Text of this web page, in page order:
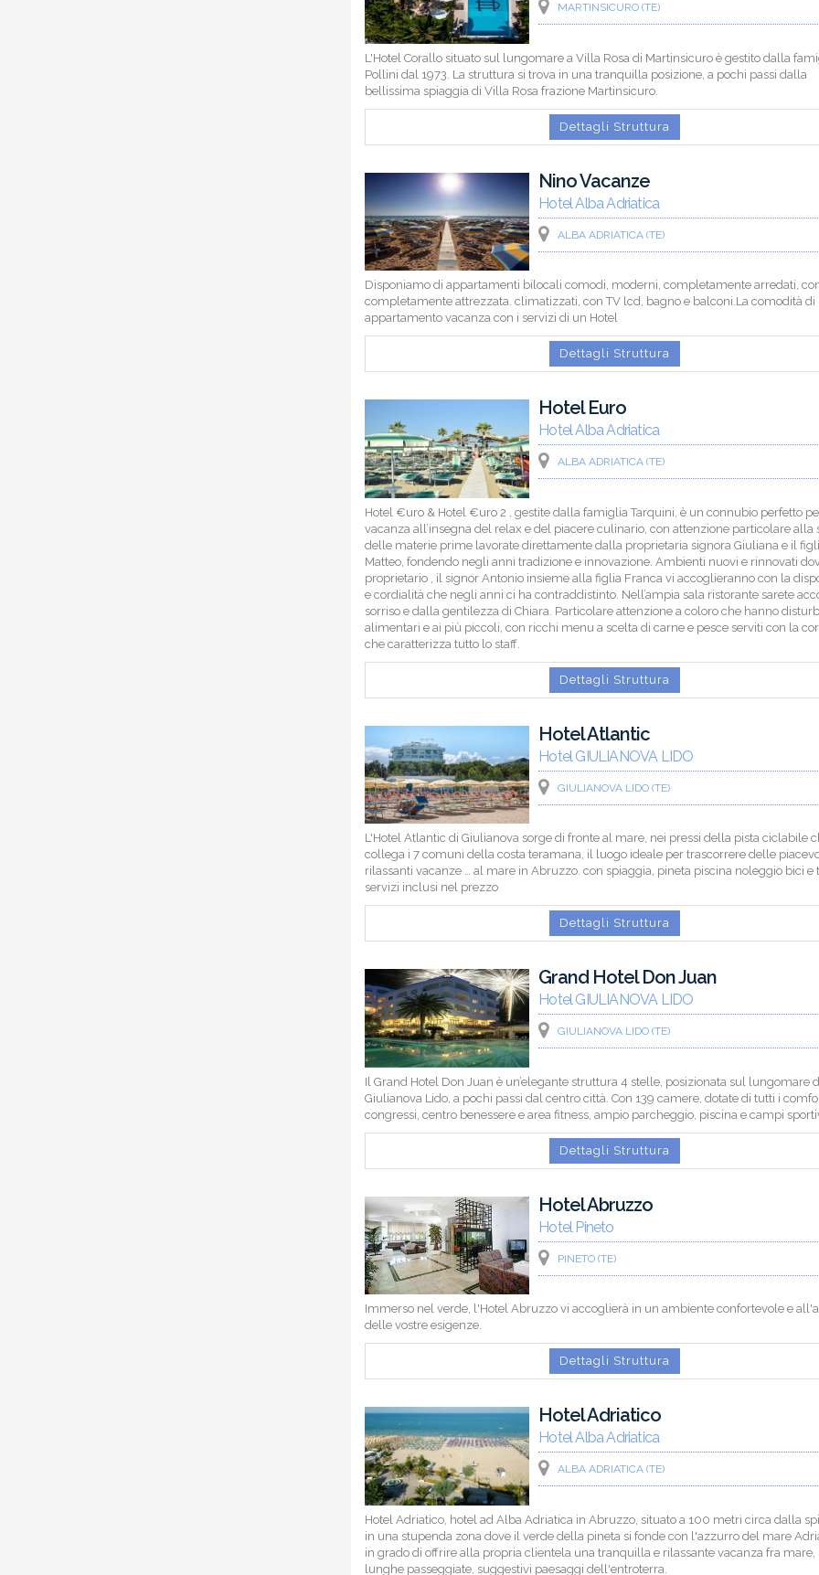
MARTINSICURO (TE)
L'Hotel Corallo situato sul lungomare a Villa Rosa di Martinsicuro è gestito dalla
Pollini dal 1973. La struttura si trova in una tranquilla posizione, a pochi passi dalla
bellissima spiaggia di Villa Rosa frazione Martinsicuro.
Dettagli Struttura
Nino Vacanze
Hotel Alba Adriatica
ALBA ADRIATICA (TE)
Disponiamo di appartamenti bilocali comodi, moderni, completamente arredati,
completamente attrezzata. climatizzati, con TV lcd, bagno e balconi.La comodità di
appartamento vacanza con i servizi di un Hotel
Dettagli Struttura
Hotel Euro
Hotel Alba Adriatica
ALBA ADRIATICA (TE)
Hotel €uro & Hotel €uro 2 , gestite dalla famiglia Tarquini, è un connubio perfetto
vacanza all’insegna del relax e del piacere culinario, con attenzione particolare alla
delle materie prime lavorate direttamente dalla proprietaria signora Giuliana e il
Matteo, fondendo negli anni tradizione e innovazione. Ambienti nuovi e rinnovati
proprietario , il signor Antonio insieme alla figlia Franca vi accoglieranno con la
e cordialità che negli anni ci ha contraddistinto. Nell’ampia sala ristorante sarete
sorriso e dalla gentilezza di Chiara. Particolare attenzione a coloro che hanno
alimentari e ai più piccoli, con ricchi menu a scelta di carne e pesce serviti con la
che caratterizza tutto lo staff.
Dettagli Struttura
Hotel Atlantic
Hotel GIULIANOVA LIDO
GIULIANOVA LIDO (TE)
L'Hotel Atlantic di Giulianova sorge di fronte al mare, nei pressi della pista ciclabile
collega i 7 comuni della costa teramana, il luogo ideale per trascorrere delle
rilassanti vacanze … al mare in Abruzzo. con spiaggia, pineta piscina noleggio bici e
servizi inclusi nel prezzo
Dettagli Struttura
Grand Hotel Don Juan
Hotel GIULIANOVA LIDO
GIULIANOVA LIDO (TE)
Il Grand Hotel Don Juan è un’elegante struttura 4 stelle, posizionata sul lungomare
Giulianova Lido, a pochi passi dal centro città. Con 139 camere, dotate di tutti i
congressi, centro benessere e area fitness, ampio parcheggio, piscina e campi
Dettagli Struttura
Hotel Abruzzo
Hotel Pineto
PINETO (TE)
Immerso nel verde, l'Hotel Abruzzo vi accoglierà in un ambiente confortevole e
delle vostre esigenze.
Dettagli Struttura
Hotel Adriatico
Hotel Alba Adriatica
ALBA ADRIATICA (TE)
Hotel Adriatico, hotel ad Alba Adriatica in Abruzzo, situato a 100 metri circa dalla
in una stupenda zona dove il verde della pineta si fonde con l'azzurro del mare
in grado di offrire alla propria clientela una tranquilla e rilassante vacanza fra mare,
lunghe passeggiate, suggestivi paesaggi dell'entroterra.